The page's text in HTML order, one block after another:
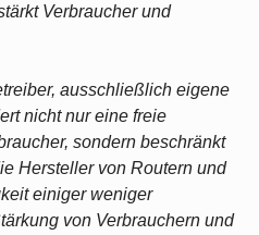
Verbraucher und
ausschließlich eigene
nicht nur eine freie
sondern beschränkt
Hersteller von Routern und
einiger weniger
von Verbrauchern und